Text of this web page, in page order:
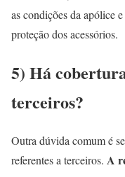
as condições da apólice
proteção dos acessórios.
5) Há
terceiros?
Outra dúvida comum é
referentes a terceiros. A